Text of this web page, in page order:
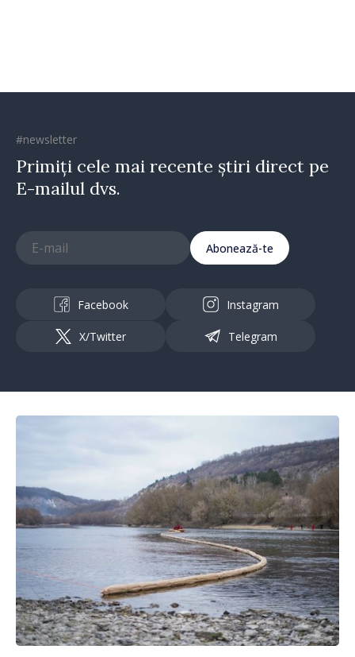
#newsletter
Primiți cele mai recente știri direct pe
E-mailul dvs.
Abonează-te
Facebook Instagram
X/Twitter Telegram